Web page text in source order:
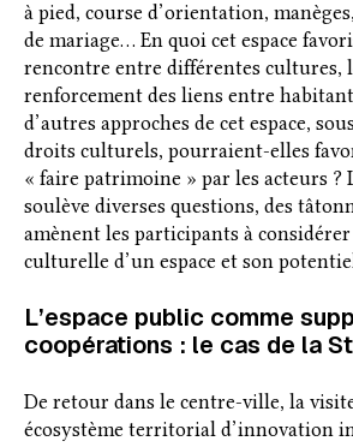
à pied, course d’orientation,
de mariage… En quoi cet espace
rencontre entre différentes cultures,
renforcement des liens entre
d’autres approches de cet espace,
droits culturels, pourraient-elles
« faire patrimoine » par les acteurs ?
soulève diverses questions, des
amènent les participants à
culturelle d’un espace et son
L’espace public comme
coopérations : le cas de la
De retour dans le centre-ville, la
écosystème territorial d’innovation